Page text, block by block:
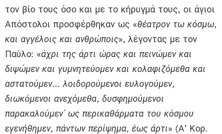
τον βίο τους όσο και με το κήρυγμά τους, οι άγιοι
Απόστολοι προσφέρθηκαν ως «θέατρον τω κόσμω,
και αγγέλοις και ανθρώποις», λέγοντας με τον
Παύλο: «άχρι της άρτι ώρας και πεινώμεν και
διψώμεν και γυμνητεύομεν και κολαφιζόμεθα και
αστατούμεν… λοιδορούμενοι ευλογούμεν,
διωκόμενοι ανεχόμεθα, δυσφημούμενοι
παρακαλούμεν΄ ως περικαθάρματα του κόσμου
εγενήθημεν, πάντων περίψημα, έως άρτι» (Α’ Κορ.